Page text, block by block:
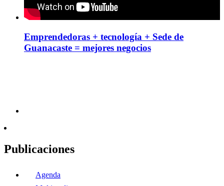
Emprendedoras + tecnología + Sede de
Guanacaste = mejores negocios
Publicaciones
Agenda